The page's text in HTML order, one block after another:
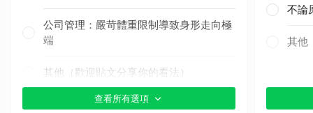
公司管理：嚴苛體重限制導致身形走向極
端
其他（歡迎貼文分享你的看法）
查看所有選項
不論
其他